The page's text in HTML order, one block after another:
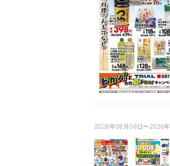
2026年08月06日〜2026